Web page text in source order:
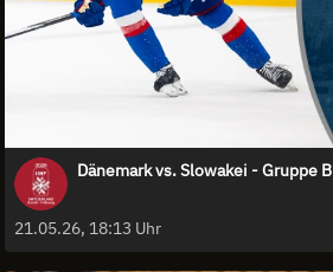
Dänemark vs. Slowakei - Gruppe B
21.05.26, 18:13 Uhr